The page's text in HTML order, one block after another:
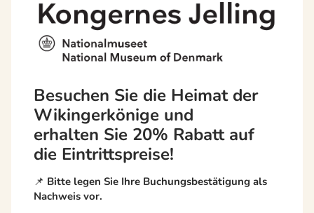
Besuchen Sie die Heimat der
Wikingerkönige und
erhalten Sie 20% Rabatt auf
die Eintrittspreise!
📌 Bitte legen Sie Ihre Buchungsbestätigung als
Nachweis vor.